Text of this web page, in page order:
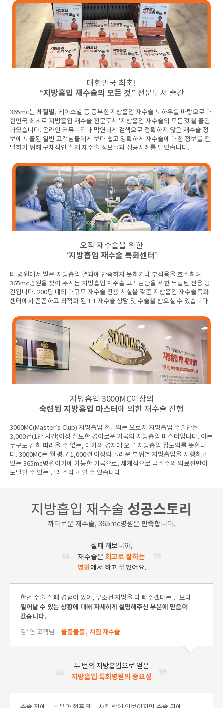
대한민국 최초!
“지방흡입 재수술의 모든 것” 전문도서 출간
365mc는 체질별, 케이스별 등 풍부한 지방흡입 재수술 노하우를 바탕으로 대
한민국 최초로 지방흡입 재수술 전문도서 ‘지방흡입 재수술의 모든것’을 출간
하였습니다. 온라인 커뮤니티나 막연하게 검색으로 정확하지 않은 재수술 정
보에 노출된 일반 고객님들에게 보다 쉽고 명확하게 재수술에 대한 정보를 전
달하기 위해 구체적인 실제 재수술 정보들과 성공사례를 담았습니다.
오직 재수술을 위한
‘지방흡입 재수술 특화센터’
타 병원에서 받은 지방흡입 결과에 만족하지 못하거나 부작용을 호소하며
365mc병원을 찾아 주시는 지방흡입 재수술 고객님만을 위한 독립된 전용 공
간입니다. 200평 대의 대규모 재수술 전용 시설을 갖춘 지방흡입 재수술특화
센터에서 꼼꼼하고 최적화 된 1:1 재수술 상담 및 수술을 받으실 수 있습니다.
지방흡입 3000MC이상의
숙련된 지방흡입 마스터 에 의한 재수술 진행
3000MC(Master’s Club) 지방흡입 전담의는 오로지 지방흡입 수술만을
3,000건(1만 시간)이상 집도한 경이로운 기록의 지방흡입 마스터입니다. 이는
누구도 감히 따라올 수 없는, 대가의 경지에 오른 지방흡입 집도의를 뜻합니
다. 3000MC는 월 평균 1,000건 이상의 놀라운 부위별 지방흡입을 시행하고
있는 365mc병원이기에 가능한 기록으로, 세계적으로 극소수의 의료진만이
도달할 수 있는 클래스라고 할 수 있습니다.
지방흡입 재수술 성공스토리
까다로운 재수술, 365mc병원은 만족합니다.
실패 해보니까,
재수술은 최고로 잘하는
병원에서 하고 싶었어요.
한번 수술 실패 경험이 있어, 무조건 지방을 다 빼주겠다는 말보다
일어날 수 있는 상황에 대해 자세하게 설명해주신 부분에 믿음이
갔습니다.
김*연 고객님 울퉁불퉁, 쳐짐 재수술
두 번의 지방흡입으로 얻은
지방흡입 특화병원의 중요성